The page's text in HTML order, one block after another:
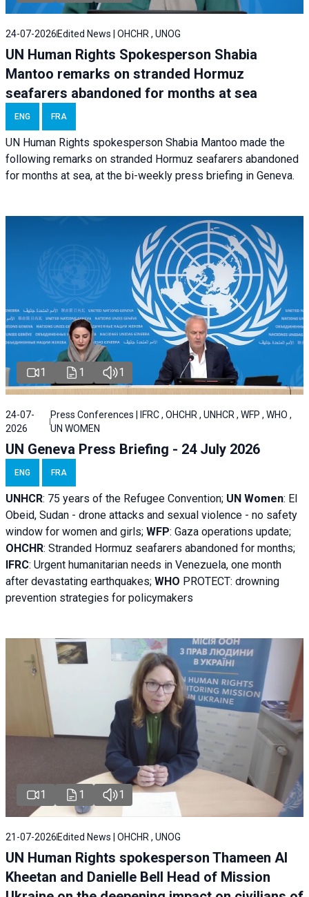
24-07-2026 Edited News | OHCHR , UNOG
UN Human Rights Spokesperson Shabia
Mantoo remarks on stranded Hormuz
seafarers abandoned for months at sea
ENG FRA
UN Human Rights spokesperson Shabia Mantoo made the
following remarks on stranded Hormuz seafarers abandoned
for months at sea, at the bi-weekly press briefing in Geneva.
1 1 1
24-07-
2026
Press Conferences | IFRC , OHCHR , UNHCR , WFP , WHO ,
UN WOMEN
UN Geneva Press Briefing - 24 July 2026
ENG FRA
UNHCR: 75 years of the Refugee Convention; UN Women: El
Obeid, Sudan - drone attacks and sexual violence - no safety
window for women and girls; WFP: Gaza operations update;
OHCHR: Stranded Hormuz seafarers abandoned for months;
IFRC: Urgent humanitarian needs in Venezuela, one month
after devastating earthquakes; WHO PROTECT: drowning
prevention strategies for policymakers
1 1 1
21-07-2026 Edited News | OHCHR , UNOG
UN Human Rights spokesperson Thameen Al
Kheetan and Danielle Bell Head of Mission